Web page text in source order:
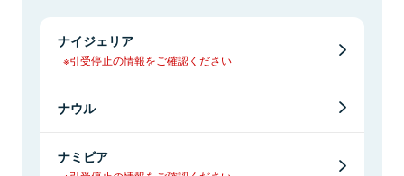
ナイジェリア
※引受停止の情報をご確認ください
ナウル
ナミビア